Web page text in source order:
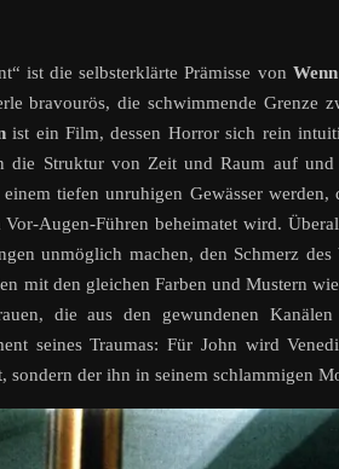
ist die selbsterklärte Prämisse von
bravourös, die schwimmende Grenze
ist ein Film, dessen Horror sich rein
die Struktur von Zeit und Raum auf
tiefen unruhigen Gewässer
Augen-Führen beheimatet wird.
unmöglich machen, den Schmerz
mit den gleichen Farben und Mustern
die aus den gewundenen
seines Traumas: Für John wird
sondern der ihn in seinem schlammigen